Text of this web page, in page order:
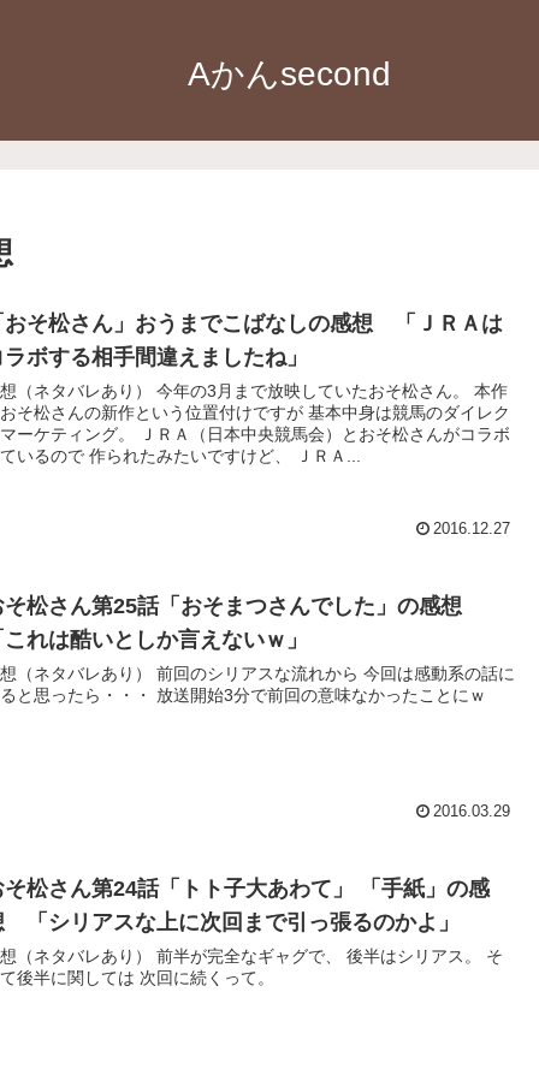
Aかんsecond
おそ松さん」おうまでこばなしの感想 「ＪＲＡは
ラボする相手間違えましたね」
（ネタバレあり） 今年の3月まで放映していたおそ松さん。 本作
そ松さんの新作という位置付けですが 基本中身は競馬のダイレク
マーケティング。 ＪＲＡ（日本中央競馬会）とおそ松さんがコラボ
ているので 作られたみたいですけど、 ＪＲＡ...
2016.12.27
そ松さん第25話「おそまつさんでした」の感想
これは酷いとしか言えないｗ」
（ネタバレあり） 前回のシリアスな流れから 今回は感動系の話に
と思ったら・・・ 放送開始3分で前回の意味なかったことにｗ
2016.03.29
そ松さん第24話「トト子大あわて」 「手紙」の感
「シリアスな上に次回まで引っ張るのかよ」
（ネタバレあり） 前半が完全なギャグで、 後半はシリアス。 そ
後半に関しては 次回に続くって。